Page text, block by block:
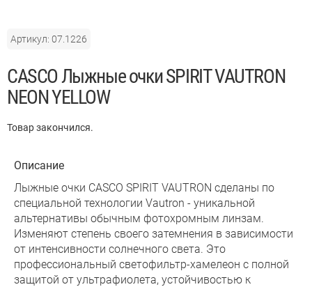
Артикул: 07.1226
CASCO Лыжные очки SPIRIT VAUTRON
NEON YELLOW
Товар закончился.
Описание
Лыжные очки CASCO SPIRIT VAUTRON сделаны по
специальной технологии Vautron - уникальной
альтернативы обычным фотохромным линзам.
Изменяют степень своего затемнения в зависимости
от интенсивности солнечного света. Это
профессиональный светофильтр-хамелеон с полной
защитой от ультрафиолета, устойчивостью к